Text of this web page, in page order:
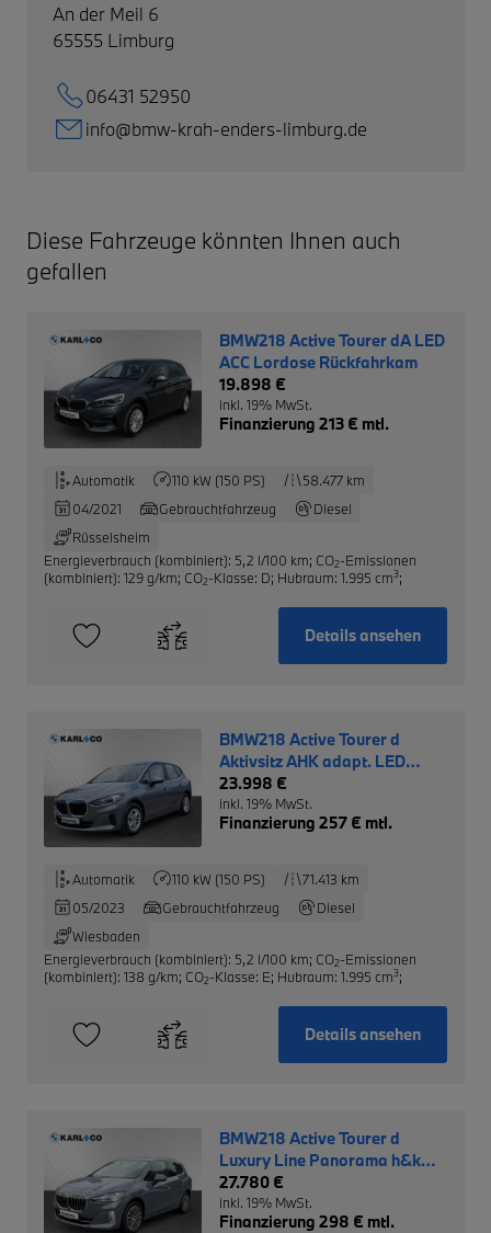
An der Meil 6
65555 Limburg
06431 52950
info@bmw-krah-enders-limburg.de
Diese Fahrzeuge könnten Ihnen auch
gefallen
BMW218 Active Tourer dA LED
ACC Lordose Rückfahrkam
19.898 €
inkl. 19% MwSt.
Finanzierung 213 € mtl.
Automatik 110 kW (150 PS)
58.477 km
04/2021
Gebrauchtfahrzeug
Diesel
Rüsselsheim
Energieverbrauch (kombiniert): 5,2 l/100 km; CO2-Emissionen
(kombiniert): 129 g/km; CO2-Klasse: D; Hubraum: 1.995 cm3;
Details ansehen
BMW218 Active Tourer d
Aktivsitz AHK adapt. LED
Komfortzugang
23.998 €
inkl. 19% MwSt.
Finanzierung 257 € mtl.
Automatik 110 kW (150 PS)
71.413 km
05/2023
Gebrauchtfahrzeug
Diesel
Wiesbaden
Energieverbrauch (kombiniert): 5,2 l/100 km; CO2-Emissionen
(kombiniert): 138 g/km; CO2-Klasse: E; Hubraum: 1.995 cm3;
Details ansehen
BMW218 Active Tourer d
Luxury Line Panorama h&k
AHK
27.780 €
inkl. 19% MwSt.
Finanzierung 298 € mtl.